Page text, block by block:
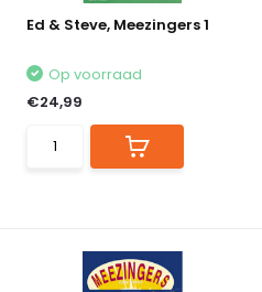
Ed & Steve, Meezingers 1
Op voorraad
€24,99